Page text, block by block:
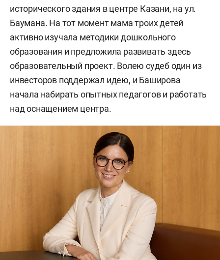
исторического здания в центре Казани, на ул.
Баумана. На тот момент мама троих детей
активно изучала методики дошкольного
образования и предложила развивать здесь
образовательный проект. Волею судеб один из
инвесторов поддержал идею, и Баширова
начала набирать опытных педагогов и работать
над оснащением центра.